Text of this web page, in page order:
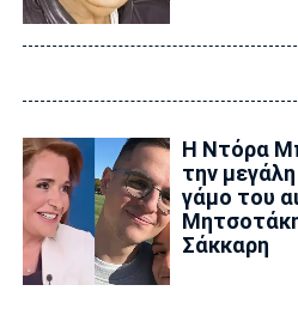
Η Ντόρα
την
γάμο του
Σάκκαρη